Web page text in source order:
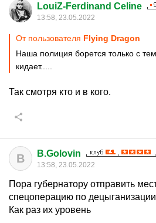
LouiZ-Ferdinand Celine
13:58, 23.05.2022
От пользователя Flying Dragon
Наша полиция борется только с
кидает.....
Так смотря кто и в кого.
B B.Golovin
13:58, 23.05.2022
Пора губернатору отправить
спецоперацию по децыганизации
Как раз их уровень